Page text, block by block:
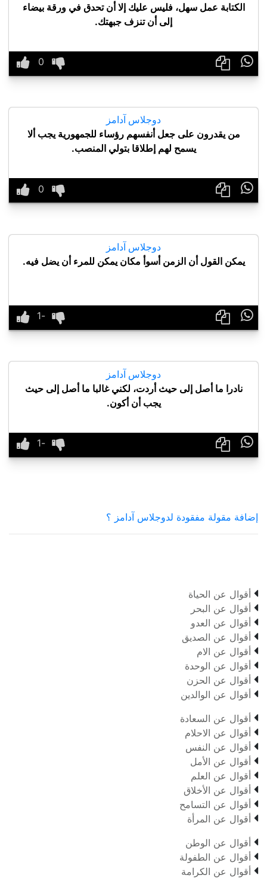
الكتابة عمل سهل، فليس عليك إلا أن تحدق في ورقة بيضاء
إلى أن تنزف جبهتك.

دوجلاس آدامز
من يقدرون على جعل أنفسهم رؤساء للجمهورية يجب ألا
يسمح لهم إطلاقا بتولي المنصب.

دوجلاس آدامز
يمكن القول أن الزمن أسوأ مكان يمكن للمرء أن يضل فيه.

دوجلاس آدامز
نادرا ما أصل إلى حيث أردت، لكني غالبا ما أصل إلى حيث
يجب أن أكون.

إضافة مقولة مفقودة لدوجلاس آدامز ؟
 أقوال عن الحياة
 أقوال عن البحر
 أقوال عن العدو
 أقوال عن الصديق
 أقوال عن الام
 أقوال عن الوحدة
 أقوال عن الحزن
 أقوال عن الوالدين
 أقوال عن السعادة
 أقوال عن الاحلام
 أقوال عن النفس
 أقوال عن الأمل
 أقوال عن العلم
 أقوال عن الأخلاق
 أقوال عن التسامح
 أقوال عن المرأة
 أقوال عن الوطن
 أقوال عن الطفولة
 أقوال عن الكرامة